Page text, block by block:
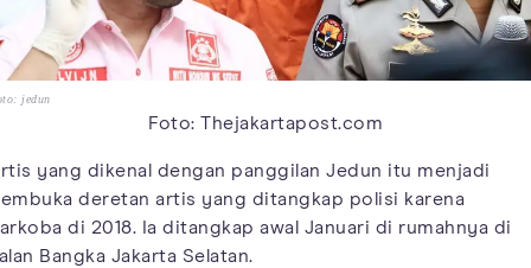
jedun
Foto: Thejakartapost.com
yang dikenal dengan panggilan Jedun itu menjadi
deretan artis yang ditangkap polisi karena
di 2018. Ia ditangkap awal Januari di rumahnya di
Bangka Jakarta Selatan.